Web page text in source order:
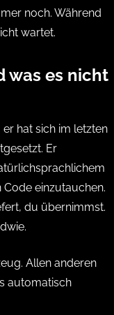
noch. Während
wartet.
was es nicht
er hat sich im letzten
Er
einzutauchen.
du übernimmst.
Allen anderen
automatisch